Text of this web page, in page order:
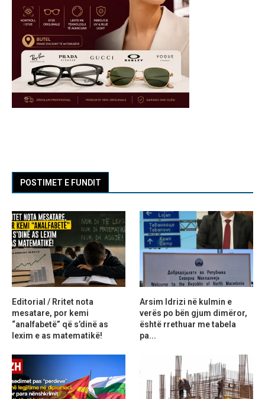
POSTIMET E FUNDIT
Editorial / Rritet nota
mesatare, por kemi
“analfabetë” që s’dinë as
lexim e as matematikë!
Arsim Idrizi në kulmin e
verës po bën gjum dimëror,
është rrethuar me tabela
pa...